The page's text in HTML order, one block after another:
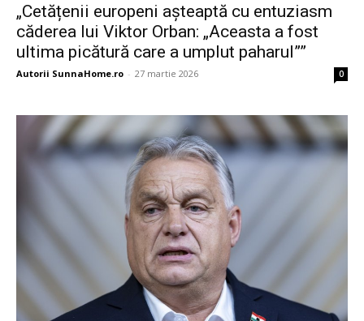
„Cetățenii europeni așteaptă cu entuziasm
căderea lui Viktor Orban: „Aceasta a fost
ultima picătură care a umplut paharul””
Autorii SunnaHome.ro - 27 martie 2026 0